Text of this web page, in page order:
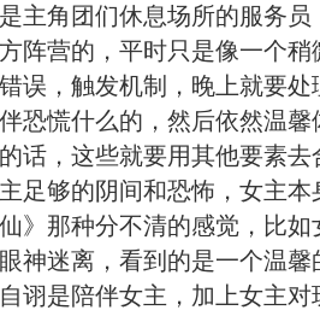
主角团们休息场所的服务
阵营的，平时只是像一个
误，触发机制，晚上就要
恐慌什么的，然后依然温
话，这些就要用其他要素
足够的阴间和恐怖，女主
》那种分不清的感觉，比
神迷离，看到的是一个温
诩是陪伴女主，加上女主